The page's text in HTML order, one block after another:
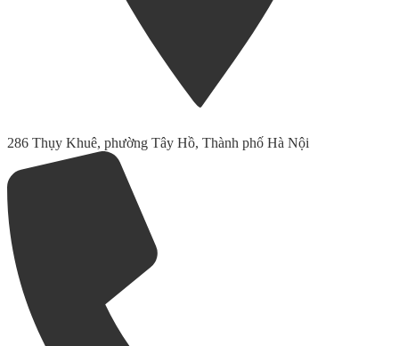
286 Thụy Khuê, phường Tây Hồ, Thành phố Hà Nội